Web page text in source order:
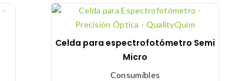
Celda para espectrofotómetro Semi
Micro
Consumibles